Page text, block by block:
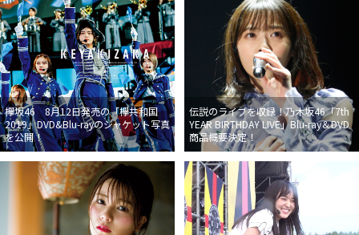
欅坂46 8月12日発売の「欅共和国
2019」DVD&Blu-rayのジャケット写真
を公開！
伝説のライブを収録！乃木坂46「7th
YEAR BIRTHDAY LIVE」Blu-ray＆DVD
商品概要決定！